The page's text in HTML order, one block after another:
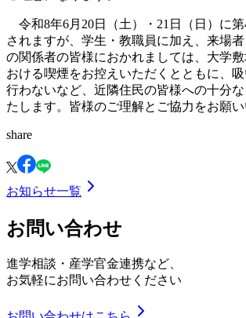
令和8年6月20日（土）・21日（日）に
されますが、学生・教職員に加え、来場
の関係者の皆様におかれましては、大学
おける喫煙をお控えいただくとともに、
行わないなど、近隣住民の皆様への十分
たします。皆様のご理解とご協力をお願い
share
お知らせ一覧
お問い合わせ
進学相談・産学官金連携など、
お気軽にお問い合わせください